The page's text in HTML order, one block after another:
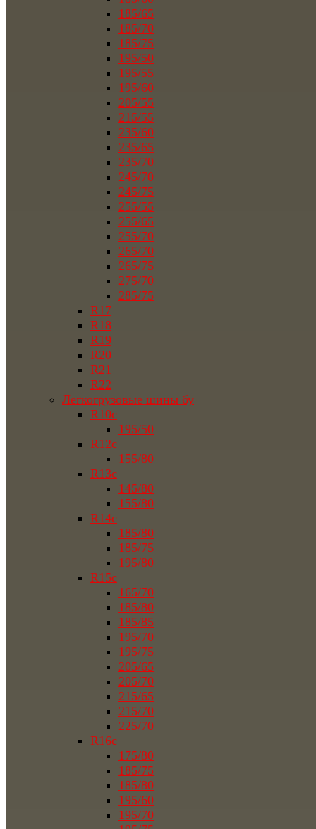
185/65
185/70
185/75
195/50
195/55
195/60
205/55
215/55
235/60
235/65
235/70
245/70
245/75
255/55
255/65
255/70
265/70
265/75
275/70
285/75
R17
R18
R19
R20
R21
R22
Легкогрузовые шины бу
R10c
195/50
R12c
155/80
R13c
145/80
155/80
R14c
185/80
185/75
195/80
R15c
165/70
185/80
185/85
195/70
195/75
205/65
205/70
215/65
215/70
225/70
R16c
175/80
185/75
185/80
195/60
195/70